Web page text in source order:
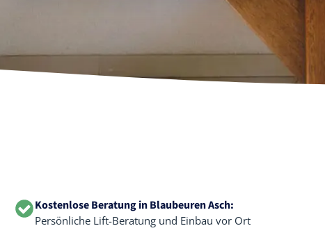
Kostenlose Beratung in Blaubeuren Asch:
Persönliche Lift-Beratung und Einbau vor Ort